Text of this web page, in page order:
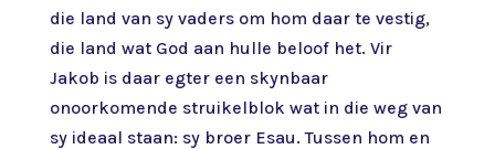
die land van sy vaders om hom daar te vestig,
die land wat God aan hulle beloof het. Vir
Jakob is daar egter een skynbaar
onoorkomende struikelblok wat in die weg van
sy ideaal staan: sy broer Esau. Tussen hom en